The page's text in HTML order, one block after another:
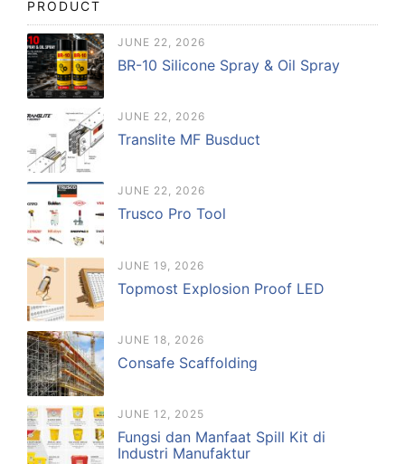
PRODUCT
JUNE 22, 2026
BR-10 Silicone Spray & Oil Spray
JUNE 22, 2026
Translite MF Busduct
JUNE 22, 2026
Trusco Pro Tool
JUNE 19, 2026
Topmost Explosion Proof LED
JUNE 18, 2026
Consafe Scaffolding
JUNE 12, 2025
Fungsi dan Manfaat Spill Kit di
Industri Manufaktur